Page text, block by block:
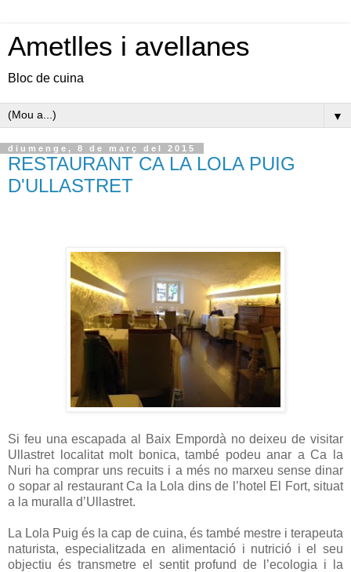
Ametlles i avellanes
Bloc de cuina
▼
diumenge, 8 de març del 2015
RESTAURANT CA LA LOLA PUIG
D'ULLASTRET
Si feu una escapada al Baix Empordà no deixeu de visitar
Ullastret localitat molt bonica, també podeu anar a Ca la
Nuri ha comprar uns recuits i a més no marxeu sense dinar
o sopar al restaurant Ca la Lola dins de l’hotel El Fort, situat
a la muralla d’Ullastret.
La Lola Puig és la cap de cuina, és també mestre i terapeuta
naturista, especialitzada en alimentació i nutrició i el seu
objectiu és transmetre el sentit profund de l’ecologia i la